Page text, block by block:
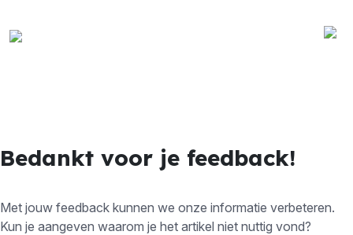
Bedankt voor je feedback!
Met jouw feedback kunnen we onze informatie verbeteren.
Kun je aangeven waarom je het artikel niet nuttig vond?